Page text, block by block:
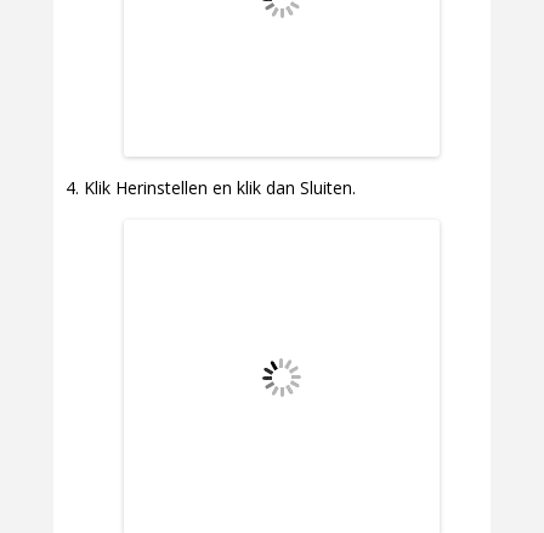
Klik Herinstellen en klik dan Sluiten.